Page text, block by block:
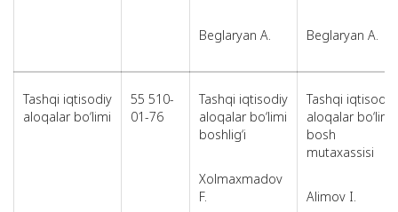
Beglaryan A. Beglaryan A.
Tashqi iqtisodiy
aloqalar bo‘limi
55 510-
01-76
Tashqi iqtisodiy
aloqalar bo‘limi
boshlig‘i
Xolmaxmadov
F.
Tashqi iqtisodiy
aloqalar bo‘limi
bosh
mutaxassisi
Alimov I.